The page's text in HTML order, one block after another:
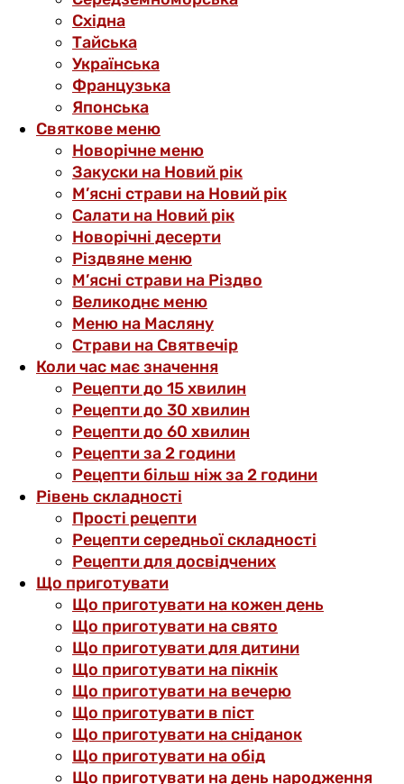
Східна
Тайська
Українська
Французька
Японська
Святкове меню
Новорічне меню
Закуски на Новий рік
М’ясні страви на Новий рік
Салати на Новий рік
Новорічні десерти
Різдвяне меню
М’ясні страви на Різдво
Великоднє меню
Меню на Масляну
Страви на Святвечір
Коли час має значення
Рецепти до 15 хвилин
Рецепти до 30 хвилин
Рецепти до 60 хвилин
Рецепти за 2 години
Рецепти більш ніж за 2 години
Рівень складності
Прості рецепти
Рецепти середньої складності
Рецепти для досвідчених
Що приготувати
Що приготувати на кожен день
Що приготувати на свято
Що приготувати для дитини
Що приготувати на пікнік
Що приготувати на вечерю
Що приготувати в піст
Що приготувати на сніданок
Що приготувати на обід
Що приготувати на день народження